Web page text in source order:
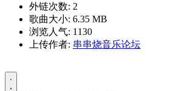
外链次数: 2
歌曲大小: 6.35 MB
浏览人气: 1130
上传作者: 串串烧音乐论坛